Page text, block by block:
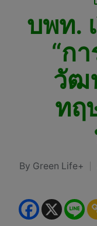
บพท.
“ก
วัฒ
ทฤ
Posted
By Green Life+